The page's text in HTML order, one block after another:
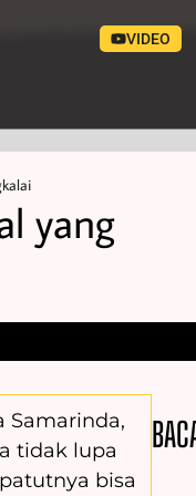
VIDEO
yang
Samarinda,
tidak lupa
bisa